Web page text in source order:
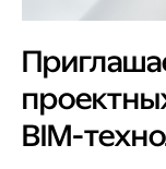
BIM-